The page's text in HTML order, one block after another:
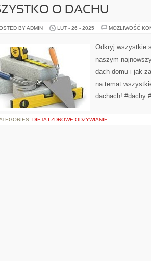
O DACHU
BY ADMIN LUT - 26 - 2025 MOŻLIWOŚĆ
Odkryj wszystkie
naszym
dach domu i jak
na temat
dachach! #dachy
DIETA I ZDROWE ODŻYWIANIE